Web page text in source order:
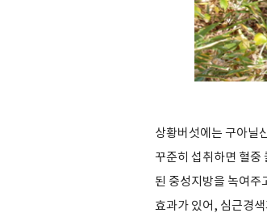
상황버섯에는 구아닐
꾸준히 섭취하면 혈중
된 중성지방을 녹여주
효과가 있어, 심근경